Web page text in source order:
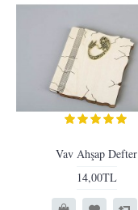
Vav Ahşap Defter
14,00TL